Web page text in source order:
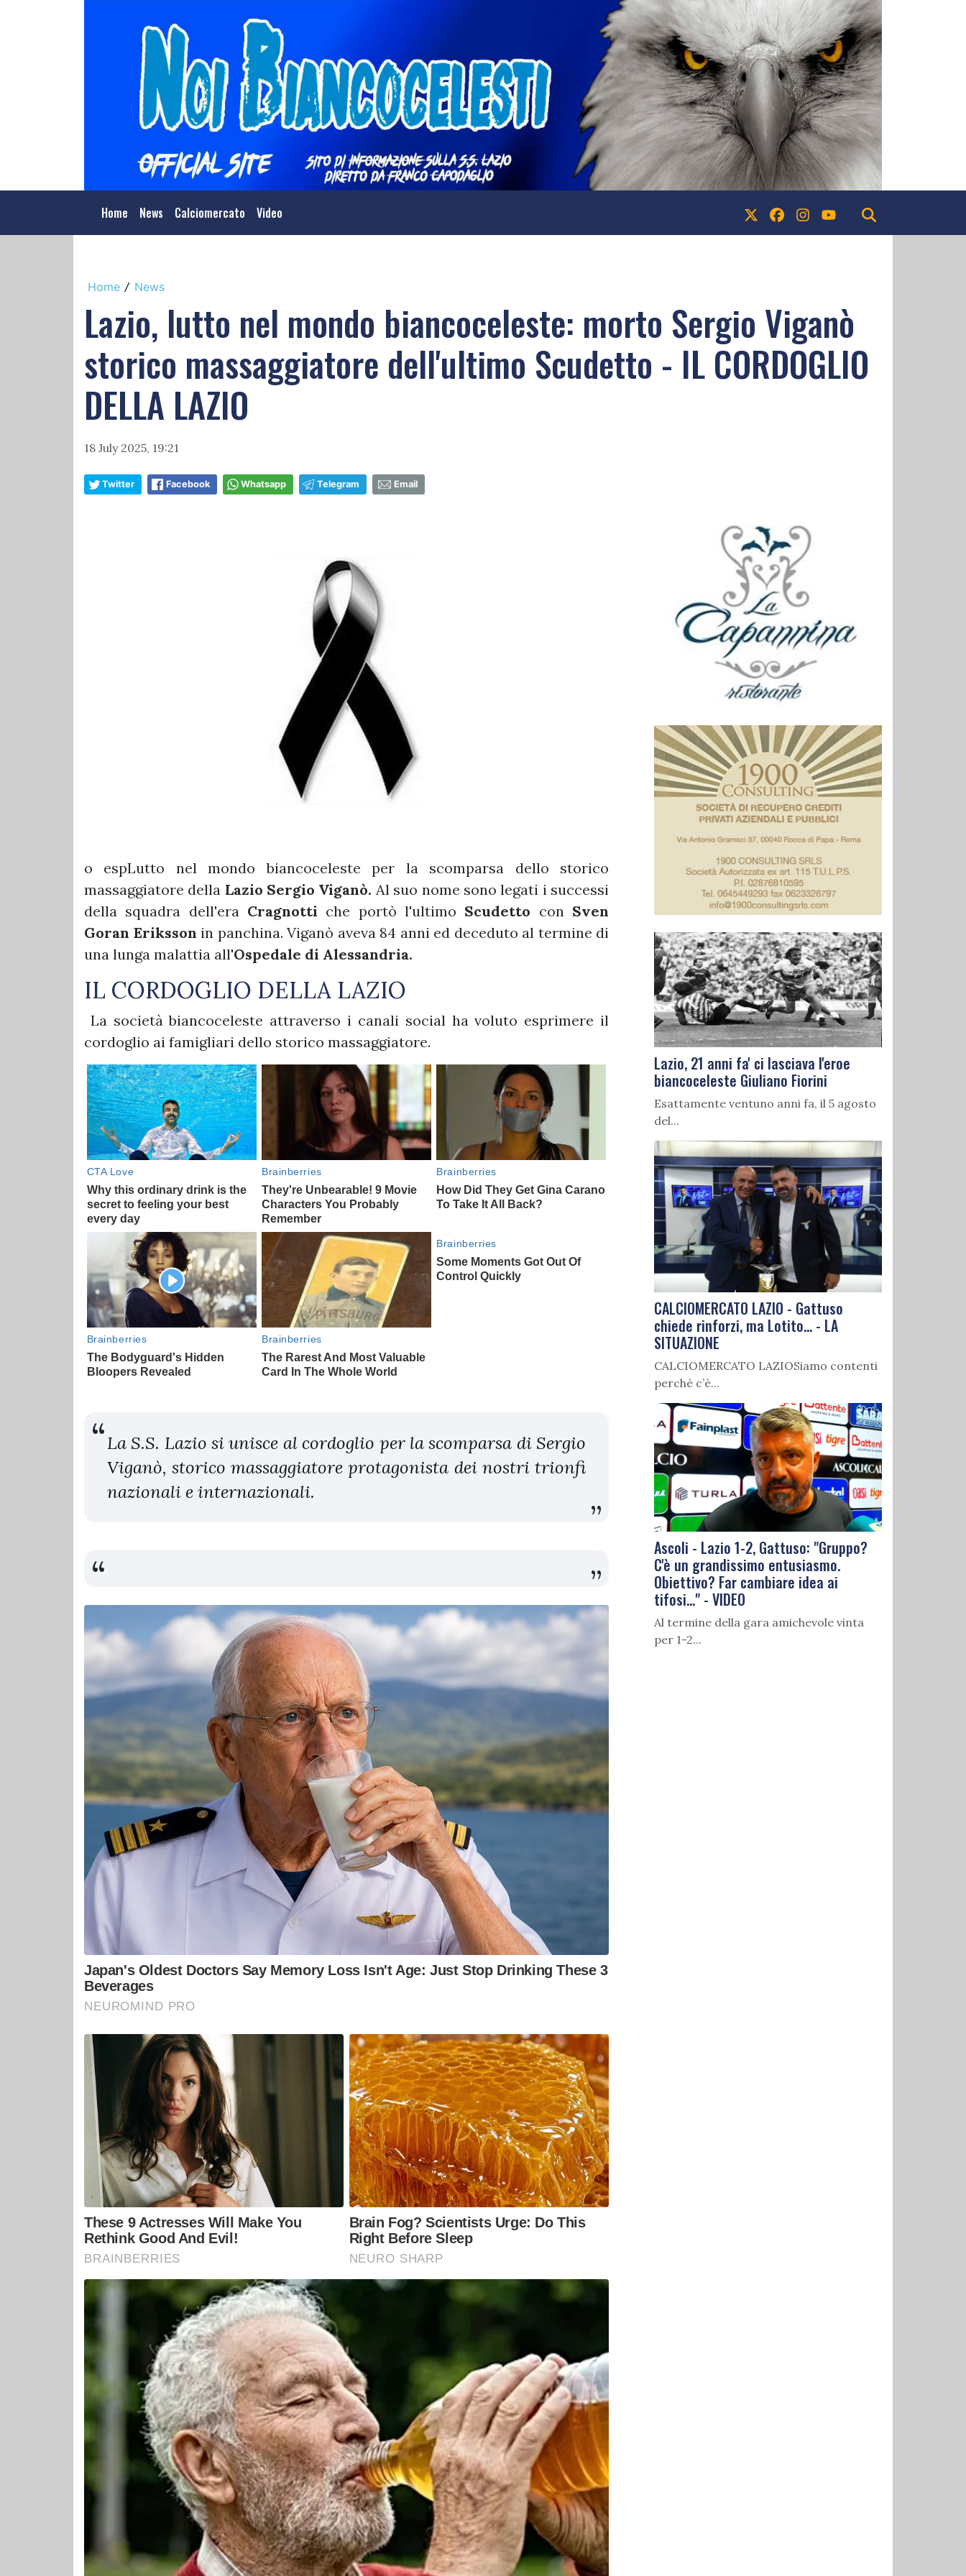
Home News Calciomercato Video
Home / News
Lazio, lutto nel mondo biancoceleste: morto Sergio Viganò
storico massaggiatore dell'ultimo Scudetto - IL CORDOGLIO
DELLA LAZIO
18 July 2025, 19:21
Twitter Facebook Whatsapp Telegram Email
o espLutto nel mondo biancoceleste per la scomparsa dello storico
massaggiatore della Lazio Sergio Viganò. Al suo nome sono legati i successi
della squadra dell'era Cragnotti che portò l'ultimo Scudetto con Sven
Goran Eriksson in panchina. Viganò aveva 84 anni ed deceduto al termine di
una lunga malattia all'Ospedale di Alessandria.
IL CORDOGLIO DELLA LAZIO
La società biancoceleste attraverso i canali social ha voluto esprimere il
cordoglio ai famigliari dello storico massaggiatore.
La S.S. Lazio si unisce al cordoglio per la scomparsa di Sergio
Viganò, storico massaggiatore protagonista dei nostri trionfi
nazionali e internazionali.
Lazio, 21 anni fa' ci lasciava l'eroe
biancoceleste Giuliano Fiorini
Esattamente ventuno anni fa, il 5 agosto
del...
CALCIOMERCATO LAZIO - Gattuso
chiede rinforzi, ma Lotito... - LA
SITUAZIONE
CALCIOMERCATO LAZIOSiamo contenti
perché c’è...
Ascoli - Lazio 1-2, Gattuso: "Gruppo?
C'è un grandissimo entusiasmo.
Obiettivo? Far cambiare idea ai
tifosi..." - VIDEO
Al termine della gara amichevole vinta
per 1-2...